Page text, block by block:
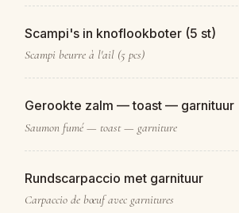
Scampi's in knoflookboter (5 st)
Scampi beurre à l'ail (5 pcs)
Gerookte zalm — toast — garnituur
Saumon fumé — toast — garniture
Rundscarpaccio met garnituur
Carpaccio de bœuf avec garnitures